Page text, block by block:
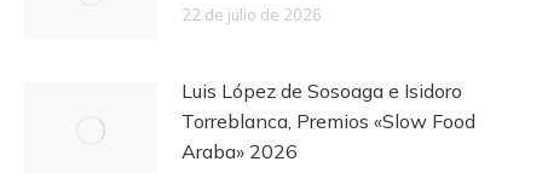
22 de julio de 2026
Luis López de Sosoaga e Isidoro
Torreblanca, Premios «Slow Food
Araba» 2026